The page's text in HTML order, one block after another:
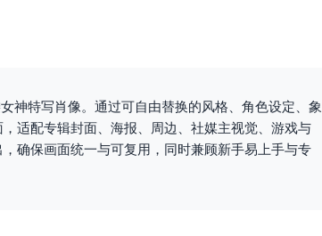
神特写肖像。通过可自由替换的风格、角色设定、象
适配专辑封面、海报、周边、社媒主视觉、游戏与
确保画面统一与可复用，同时兼顾新手易上手与专